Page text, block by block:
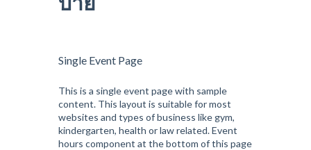
Single Event Page
This is a single event page with sample
content. This layout is suitable for most
websites and types of business like gym,
kindergarten, health or law related. Event
hours component at the bottom of this page